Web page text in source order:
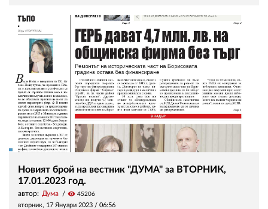
Новият брой на вестник "ДУМА" за ВТОРНИК,
17.01.2023 год.
автор: Дума visibility 45206
вторник, 17 Януари 2023 / 06:56